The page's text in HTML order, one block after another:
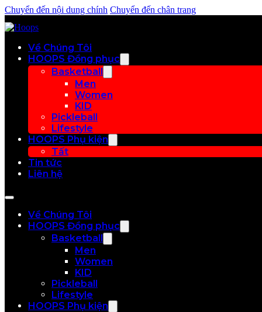
Chuyển đến nội dung chính Chuyển đến chân trang
Về Chúng Tôi
HOOPS Đồng phục
Basketball
Men
Women
KID
Pickleball
Lifestyle
HOOPS Phụ kiện
Tất
Tin tức
Liên hệ
Về Chúng Tôi
HOOPS Đồng phục
Basketball
Men
Women
KID
Pickleball
Lifestyle
HOOPS Phụ kiện